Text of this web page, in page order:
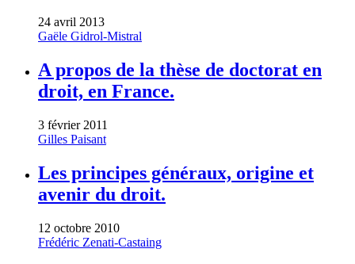
24 avril 2013
Gaële Gidrol-Mistral
A propos de la thèse de doctorat en
droit, en France.
3 février 2011
Gilles Paisant
Les principes généraux, origine et
avenir du droit.
12 octobre 2010
Frédéric Zenati-Castaing